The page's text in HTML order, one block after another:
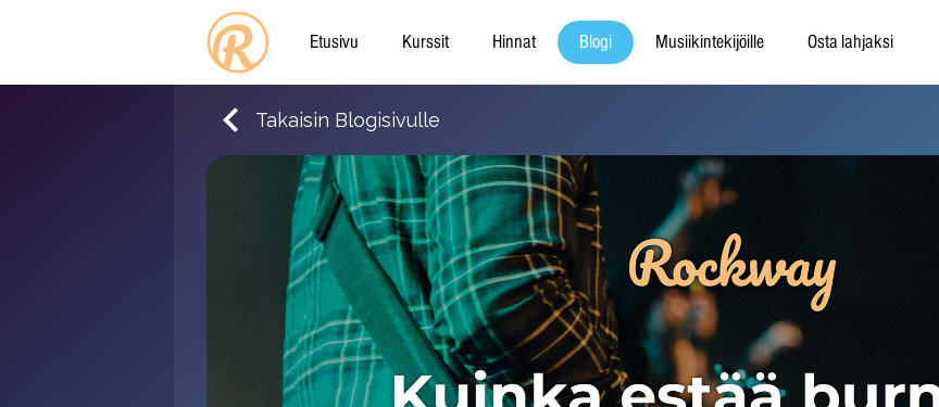
Etusivu Kurssit Hinnat Blogi Musiikintekijöille Osta lahjaksi
Takaisin Blogisivulle